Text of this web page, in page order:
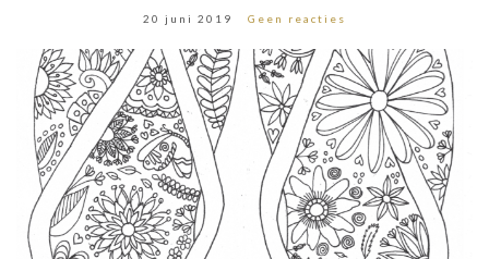
20 juni 2019 Geen reacties